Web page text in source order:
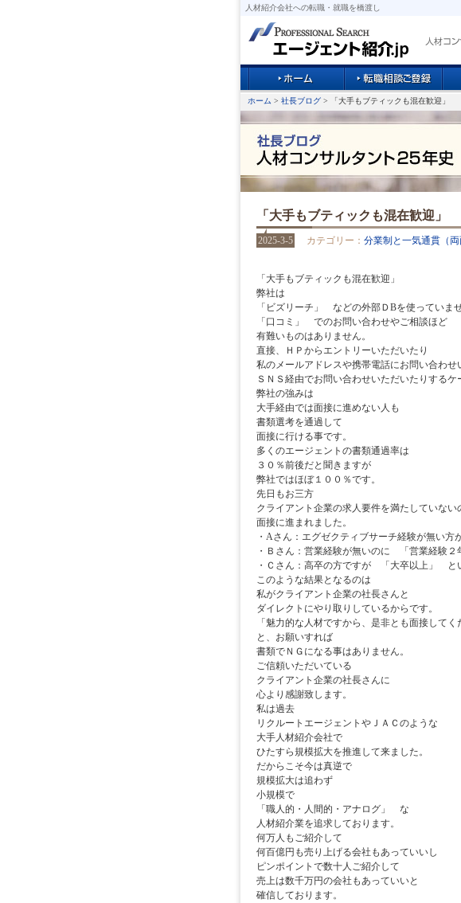
人材紹介会社への転職・就職を橋渡し
ホーム > 社長ブログ > 「大手もブティックも混在歓迎」
「大手もブティックも混在歓迎」
2025-3-5 カテゴリー： 分業制と一気通貫（両
「大手もブティックも混在歓迎」
弊社は
「ビズリーチ」 などの外部ＤBを使っていま
「口コミ」 でのお問い合わせやご相談ほど
有難いものはありません。
直接、ＨＰからエントリーいただいたり
私のメールアドレスや携帯電話にお問い合わせ
ＳＮＳ経由でお問い合わせいただいたりするケ
弊社の強みは
大手経由では面接に進めない人も
書類選考を通過して
面接に行ける事です。
多くのエージェントの書類通過率は
３０％前後だと聞きますが
弊社ではほぼ１００％です。
先日もお三方
クライアント企業の求人要件を満たしていない
面接に進まれました。
・Aさん：エグゼクティブサーチ経験が無い方
・Ｂさん：営業経験が無いのに 「営業経験
・Ｃさん：高卒の方ですが 「大卒以上」 と
このような結果となるのは
私がクライアント企業の社長さんと
ダイレクトにやり取りしているからです。
「魅力的な人材ですから、是非とも面接してく
と、お願いすれば
書類でＮＧになる事はありません。
ご信頼いただいている
クライアント企業の社長さんに
心より感謝致します。
私は過去
リクルートエージェントやＪＡＣのような
大手人材紹介会社で
ひたすら規模拡大を推進して来ました。
だからこそ今は真逆で
規模拡大は追わず
小規模で
「職人的・人間的・アナログ」 な
人材紹介業を追求しております。
何万人もご紹介して
何百億円も売り上げる会社もあっていいし
ピンポイントで数十人ご紹介して
売上は数千万円の会社もあっていいと
確信しております。